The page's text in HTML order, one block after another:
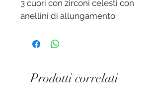
3 cuori con zirconi celesti con
anellini di allungamento.
Prodotti correlati